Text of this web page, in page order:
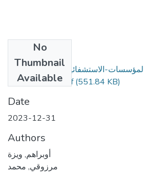
No
Thumbnail
Available
الاستشفائية-ودور-الأرغنوميا-
في-تحسينها (1).pdf(551.84 KB)
Date
2023-12-31
Authors
أوبراهم, ويزة
مرزوقي, محمد